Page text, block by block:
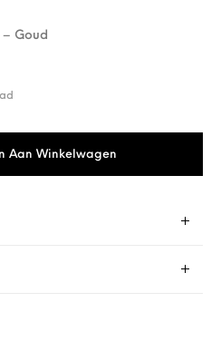
– Goud
Aan Winkelwagen